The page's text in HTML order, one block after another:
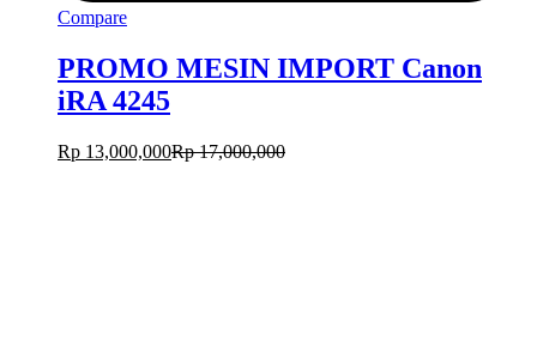
Compare
PROMO MESIN IMPORT Canon
iRA 4245
Rp 13,000,000Rp17,000,000